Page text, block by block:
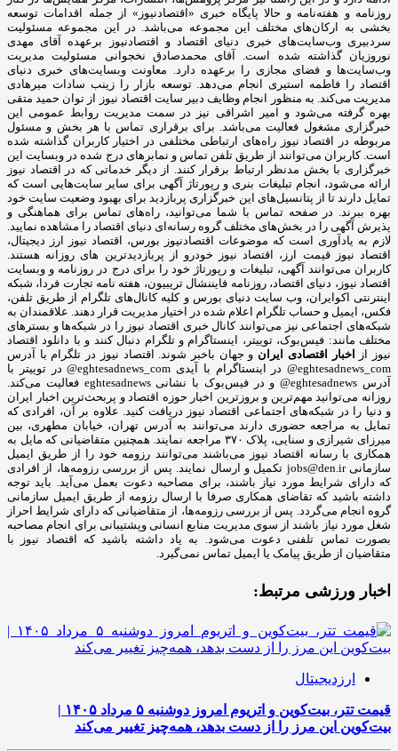
روزنامه و هفته‌نامه و حالا پایگاه خبری «اقتصادنیوز» از جمله اقدامات توسعه
بخشی به ارکان‌های مختلف این مجموعه می‌باشد. در این مجموعه مسئولیت
سردبیری وب‌سایت‌های خبری دنیای اقتصاد و اقتصادنیوز برعهده آقای مهدی
نوروزیان گذاشته شده است. آقای محمدصادق نخجوانی مسئولیت مدیریت
وب‌سایت‌ها و فضای مجازی را برعهده دارد. معاونت وبسایت‌های خبری دنیای
اقتصاد را فاطمه استیری انجام می‌دهد. توسعه بازار را زینب سادات میرهادی
مدیریت می‌کند. به منظور انجام وظایف دبیر سایت اقتصاد نیوز از توان حمید متقی
بهره گرفته می‌شود و امیر اشراقی نیز در سمت مدیریت روابط عمومی این
خبرگزاری مشغول فعالیت می‌باشد. برای برقراری تماس با هر بخش و مسئول
مربوطه در اقتصاد نیوز راه‌های ارتباطی مختلفی در اختیار کاربران گذاشته شده
است. کاربران می‌توانند از طریق تلفن تماس و نمابرهای درج شده در وبسایت این
خبرگزاری با بخش مدنظر ارتباط برقرار کنند. از دیگر خدماتی که در اقتصاد نیوز
ارائه می‌شود، انجام تبلیغات بنری و رپورتاژ آگهی برای سایر سایت‌هایی است که
تمایل دارند تا از پتانسیل‌های این خبرگزاری پربازدید برای بهبود وضعیت سایت خود
بهره ببرند. در صفحه تماس با شما می‌توانید، راه‌های تماس برای هماهنگی و
پذیرش آگهی را در بخش‌های مختلف گروه رسانه‌ای دنیای اقتصاد را مشاهده نمایید.
لازم به یادآوری است که موضوعات اقتصادنیوز بورس، اقتصاد نیوز ارز دیجیتال،
اقتصاد نیوز قیمت ارز، اقتصاد نیوز خودرو از پربازدیدترین های روزانه هستند.
کاربران می‌توانند آگهی، تبلیغات و رپورتاژ خود را برای درج در روزنامه و وبسایت
اقتصاد نیوز، دنیای اقتصاد، روزنامه فایننشال تریبیون، هفته نامه تجارت فردا، شبکه
اینترنتی اکوایران، وب سایت دنیای بورس و کلیه کانال‌های تلگرام از طریق تلفن،
فکس، ایمیل و حساب تلگرام اعلام شده در اختیار مدیریت قرار دهند. علاقمندان به
شبکه‎‌های اجتماعی نیز می‌توانند کانال خبری اقتصاد نیوز را در شبکه‌ها و بسترهای
مختلف مانند: فیس‌بوک، توییتر، اینستاگرام و تلگرام دنبال کنند و با دانلود اقتصاد
نیوز از اخبار اقتصادی ایران و جهان باخبر شوند. اقتصاد نیوز در تلگرام با آدرس
eghtesadnews_com@ در اینستاگرام با آیدی eghtesadnews_com@ در توییتر با
آدرس eghtesadnews@ و در فیس‌بوک با نشانی eghtesadnews فعالیت می‌کند.
روزانه می‌توانید مهم‌ترین و بروزترین اخبار حوزه اقتصاد و پربحث‌ترین اخبار ایران
و دنیا را در شبکه‌های اجتماعی اقتصاد نیوز دریافت کنید. علاوه بر آن، افرادی که
تمایل به مراجعه حضوری دارند می‌توانند به آدرس تهران، خیابان مطهری، بین
میرزای شیرازی و سنایی، پلاک ۳۷۰ مراجعه نمایند. همچنین متقاضیانی که مایل به
همکاری با رسانه‌ اقتصاد نیوز می‌باشند می‌توانند رزومه خود را از طریق ایمیل
سازمانی jobs@den.ir تکمیل و ارسال نمایند. پس از بررسی رزومه‌ها، از افرادی
که دارای شرایط مورد نیاز باشند، برای مصاحبه دعوت بعمل می‌آید. باید توجه
داشته باشید که تقاضای همکاری صرفا با ارسال رزومه از طریق ایمیل سازمانی
گروه انجام می‌گردد. پس از بررسی رزومه‌ها، از متقاضیانی که دارای شرایط احراز
شغل مورد نیاز باشند از سوی مدیریت منابع انسانی وپشتیبانی برای انجام مصاحبه
بصورت تماس تلفنی دعوت می‌شود. به یاد داشته باشید که اقتصاد نیوز با
متقاضیان از طریق پیامک یا ایمیل تماس نمی‌گیرد.
اخبار ورزشی مرتبط:
ارزدیجیتال
قیمت تتر، بیت‌کوین و اتریوم امروز دوشنبه ۵ مرداد ۱۴۰۵ |
بیت‌کوین این مرز را از دست بدهد، همه‌چیز تغییر می‌کند